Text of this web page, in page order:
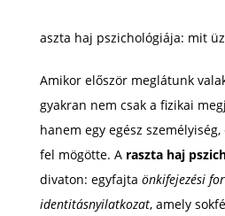
aszta haj pszichológiája: mit
Amikor először meglátunk
gyakran nem csak a fizikai
hanem egy egész
fel mögötte. A raszta haj
divaton: egyfajta önkifejezési
identitásnyilatkozat, amely